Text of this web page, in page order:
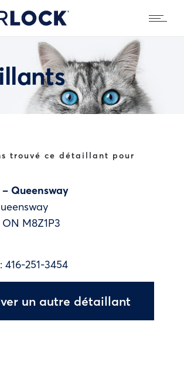
trouvé ce détaillant pour
– Queensway
ON M8Z1P3
416-251-3454
un autre détaillant